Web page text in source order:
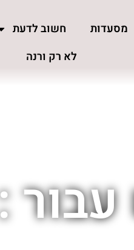
מסעדות חשוב לדעת
לא רק ורנה